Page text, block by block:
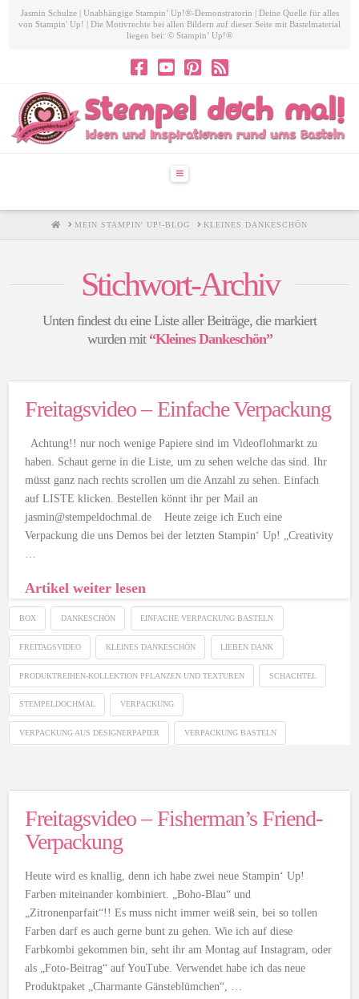
Jasmin Schulze | Unabhängige Stampin’ Up!®-Demonstratorin | Deine Quelle für alles
von Stampin' Up! | Die Motivrechte bei allen Bildern auf dieser Seite mit Bastelmaterial
liegen bei: © Stampin’ Up!®
Navigation
HOMEMEIN STAMPIN' UP!-BLOG KLEINES DANKESCHÖN
Stichwort-Archiv
Unten findest du eine Liste aller Beiträge, die markiert
wurden mit “Kleines Dankeschön”
Freitagsvideo – Einfache Verpackung
Achtung!! nur noch wenige Papiere sind im Videoflohmarkt zu
haben. Schaut gerne in die Liste, um zu sehen welche das sind. Ihr
müsst ganz nach rechts scrollen um die Anzahl zu sehen. Einfach
auf LISTE klicken. Bestellen könnt ihr per Mail an
jasmin@stempeldochmal.de Heute zeige ich Euch eine
Verpackung die uns Demos bei der letzten Stampin‘ Up! „Creativity
…
Artikel weiter lesen
BOX DANKESCHÖN EINFACHE VERPACKUNG BASTELN
FREITAGSVIDEO KLEINES DANKESCHÖN LIEBEN DANK
PRODUKTREIHEN-KOLLEKTION PFLANZEN UND TEXTUREN SCHACHTEL
STEMPELDOCHMAL VERPACKUNG
VERPACKUNG AUS DESIGNERPAPIER VERPACKUNG BASTELN
Freitagsvideo – Fisherman’s Friend-
Verpackung
Heute wird es knallig, denn ich habe zwei neue Stampin‘ Up!
Farben miteinander kombiniert. „Boho-Blau“ und
„Zitronenparfait“!! Es muss nicht immer weiß sein, bei so tollen
Farben darf es auch gerne bunt zu gehen. Wie ich auf diese
Farbkombi gekommen bin, seht ihr am Montag auf Instagram, oder
als „Foto-Beitrag“ auf YouTube. Verwendet habe ich das neue
Produktpaket „Charmante Gänsteblümchen“, …